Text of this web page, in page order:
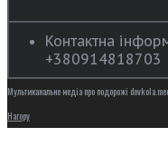
Контактна
+380914818703
Мультиканальне медіа про подорожі
Нагору